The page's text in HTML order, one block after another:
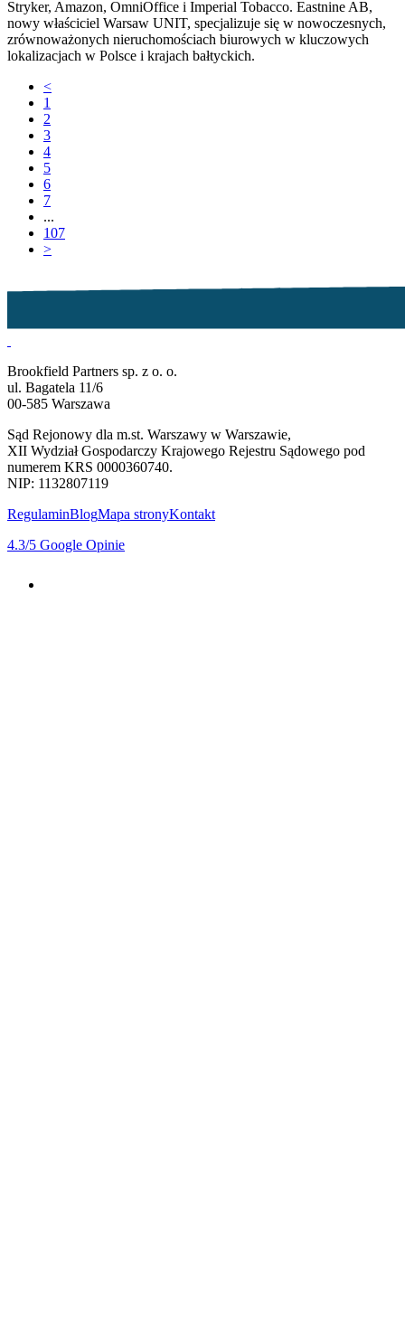
Stryker, Amazon, OmniOffice i Imperial Tobacco. Eastnine AB,
nowy właściciel Warsaw UNIT, specjalizuje się w nowoczesnych,
zrównoważonych nieruchomościach biurowych w kluczowych
lokalizacjach w Polsce i krajach bałtyckich.
<
1
2
3
4
5
6
7
...
107
>
Brookfield Partners sp. z o. o.
ul. Bagatela 11/6
00-585 Warszawa
Sąd Rejonowy dla m.st. Warszawy w Warszawie,
XII Wydział Gospodarczy Krajowego Rejestru Sądowego pod
numerem KRS 0000360740.
NIP: 1132807119
RegulaminBlogMapa stronyKontakt
4.3/5 Google Opinie